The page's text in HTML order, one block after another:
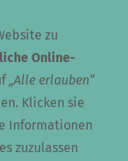
zu
Online-
„Alle erlauben“
Klicken sie
Informationen
zuzulassen